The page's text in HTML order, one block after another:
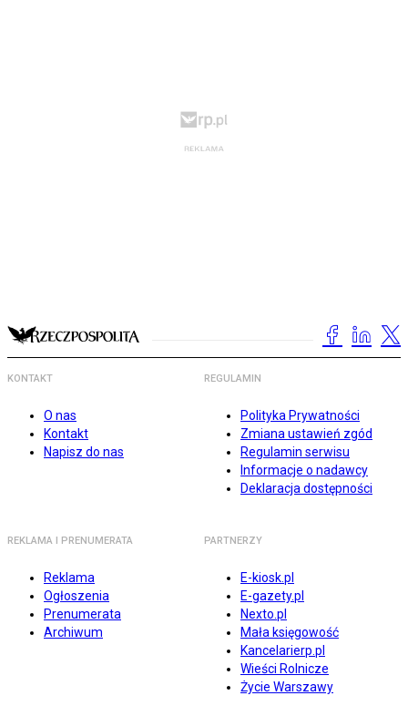
KONTAKT
O nas
Kontakt
Napisz do nas
REGULAMIN
Polityka Prywatności
Zmiana ustawień zgód
Regulamin serwisu
Informacje o nadawcy
Deklaracja dostępności
REKLAMA I PRENUMERATA
Reklama
Ogłoszenia
Prenumerata
Archiwum
PARTNERZY
E-kiosk.pl
E-gazety.pl
Nexto.pl
Mała księgowość
Kancelarierp.pl
Wieści Rolnicze
Życie Warszawy